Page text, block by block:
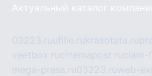
Актуальный каталог
03223.ruufille.rukrasotata.ru
veetbox.rucinemapost.ruciam-
mega-press.ru03223.ruweb-